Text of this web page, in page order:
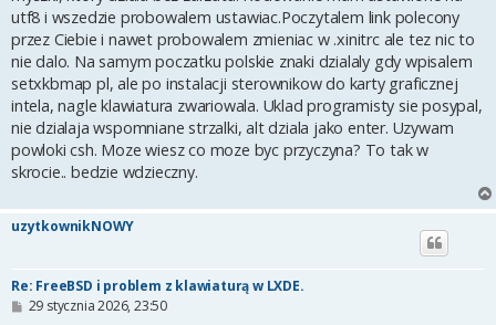
utf8 i wszedzie probowalem ustawiac.Poczytalem link polecony
przez Ciebie i nawet probowalem zmieniac w .xinitrc ale tez nic to
nie dalo. Na samym poczatku polskie znaki dzialaly gdy wpisalem
setxkbmap pl, ale po instalacji sterownikow do karty graficznej
intela, nagle klawiatura zwariowala. Uklad programisty sie posypal,
nie dzialaja wspomniane strzalki, alt dziala jako enter. Uzywam
powloki csh. Moze wiesz co moze byc przyczyna? To tak w
skrocie.. bedzie wdzieczny.
uzytkownikNOWY
Re: FreeBSD i problem z klawiaturą w LXDE.
P29 stycznia 2026, 23:50